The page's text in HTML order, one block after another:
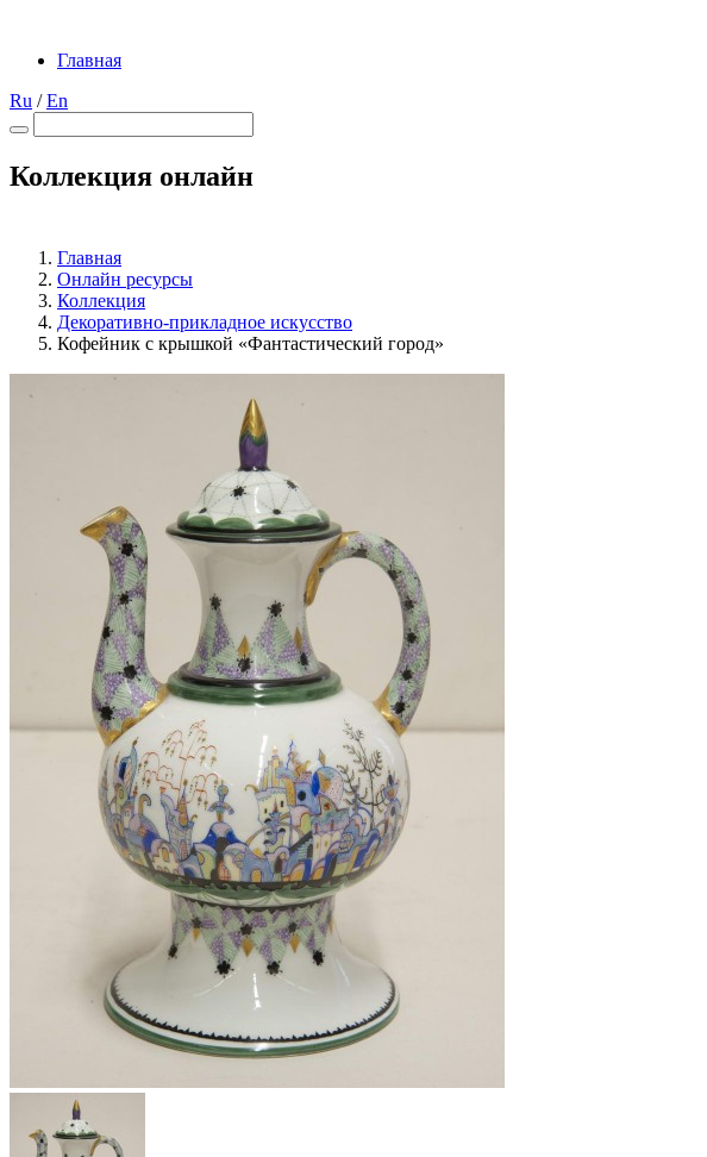
Главная
Ru /En
Коллекция онлайн
Главная
Онлайн ресурсы
Коллекция
Декоративно-прикладное искусство
Кофейник с крышкой «Фантастический город»